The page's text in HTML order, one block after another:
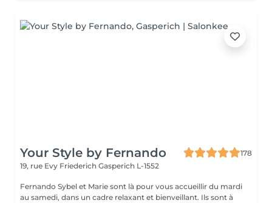
Your Style by Fernando
178
19, rue Evy Friederich Gasperich L-1552
Fernando Sybel et Marie sont là pour vous accueillir du mardi
au samedi, dans un cadre relaxant et bienveillant. Ils sont à